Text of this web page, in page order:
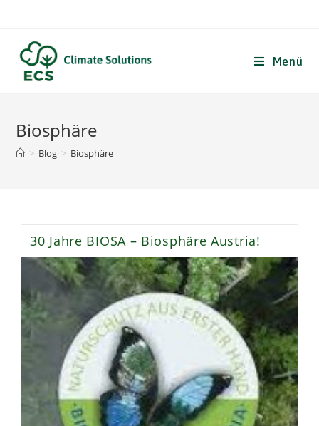
springen
Menü
Biosphäre
> Blog > Biosphäre
30 Jahre BIOSA – Biosphäre Austria!